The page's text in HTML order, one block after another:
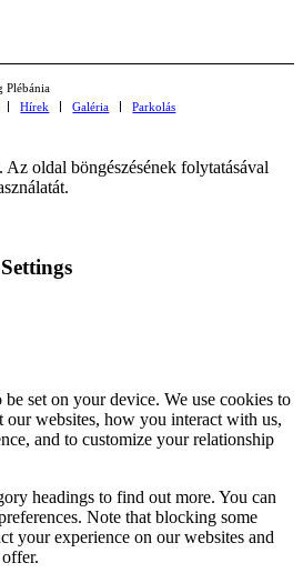
Plébánia
Hírek Galéria
Parkolás
oldal böngészésének folytatásával
set on your device. We use cookies to
websites, how you interact with us,
and to customize your relationship
headings to find out more. You can
Note that blocking some
your experience on our websites and